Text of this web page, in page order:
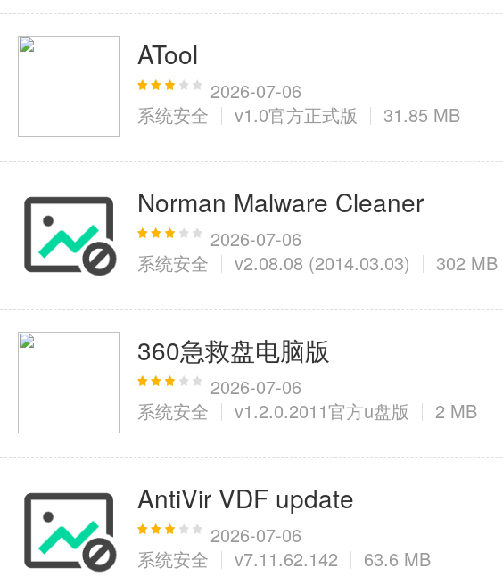
6千+款应用
图像拍照
9百+款应用
ATool
2026-07-06
系统安全
v1.0官方正式版 31.85 MB
Norman Malware Cleaner
2026-07-06
系统安全
v2.08.08 (2014.03.03) 302 MB
360急救盘电脑版
2026-07-06
系统安全
v1.2.0.2011官方u盘版 2 MB
AntiVir VDF update
2026-07-06
系统安全
v7.11.62.142 63.6 MB